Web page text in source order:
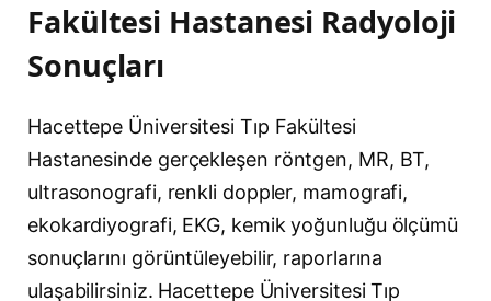
Fakültesi Hastanesi Radyoloji
Sonuçları
Hacettepe Üniversitesi Tıp Fakültesi
Hastanesinde gerçekleşen röntgen, MR, BT,
ultrasonografi, renkli doppler, mamografi,
ekokardiyografi, EKG, kemik yoğunluğu ölçümü
sonuçlarını görüntüleyebilir, raporlarına
ulaşabilirsiniz. Hacettepe Üniversitesi Tıp